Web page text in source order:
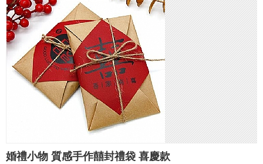
婚禮小物 質感手作囍封禮袋 喜慶款